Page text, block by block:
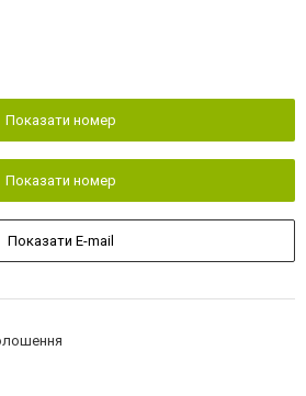
Показати номер
Показати номер
Показати E-mail